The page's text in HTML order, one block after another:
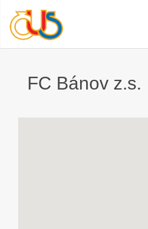
FC Bánov z.s.